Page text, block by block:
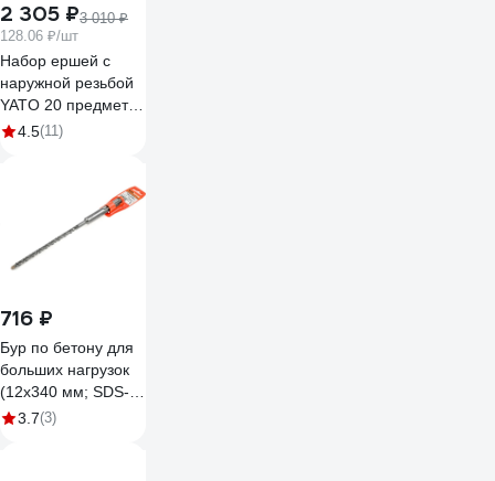
2 305 ₽3 010 ₽
128.06 ₽/шт
Набор ершей с
наружной резьбой
YATO 20 предметов
в сумке YT-08195
4.5(11)
716 ₽
Бур по бетону для
больших нагрузок
(12x340 мм; SDS-
max) NOVOCRAFT
3.7(3)